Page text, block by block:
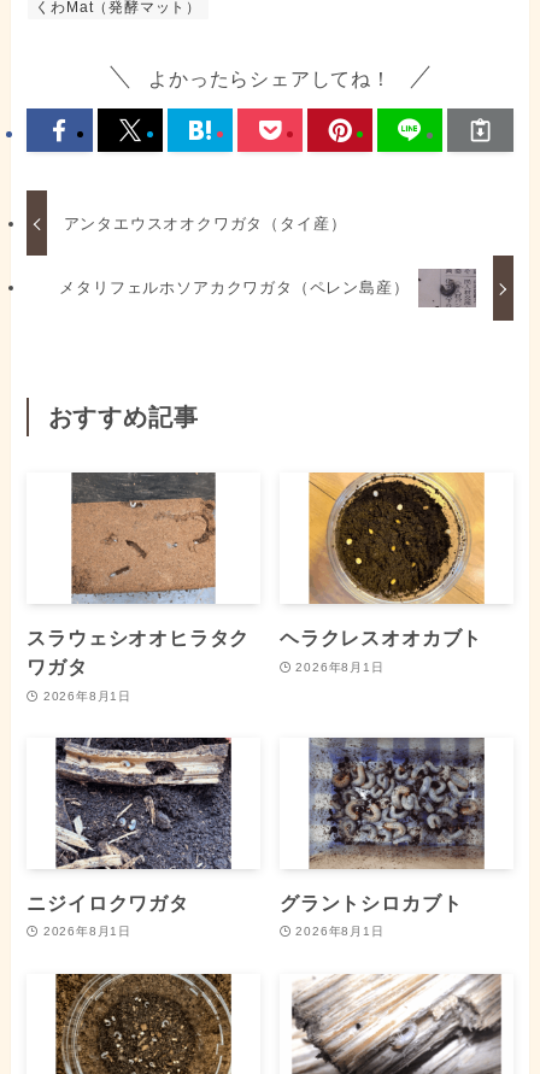
くわMat（発酵マット）
よかったらシェアしてね！
アンタエウスオオクワガタ（タイ産）
メタリフェルホソアカクワガタ（ペレン島産）
おすすめ記事
スラウェシオオヒラタク
ワガタ
2026年8月1日
ヘラクレスオオカブト
2026年8月1日
ニジイロクワガタ
2026年8月1日
グラントシロカブト
2026年8月1日